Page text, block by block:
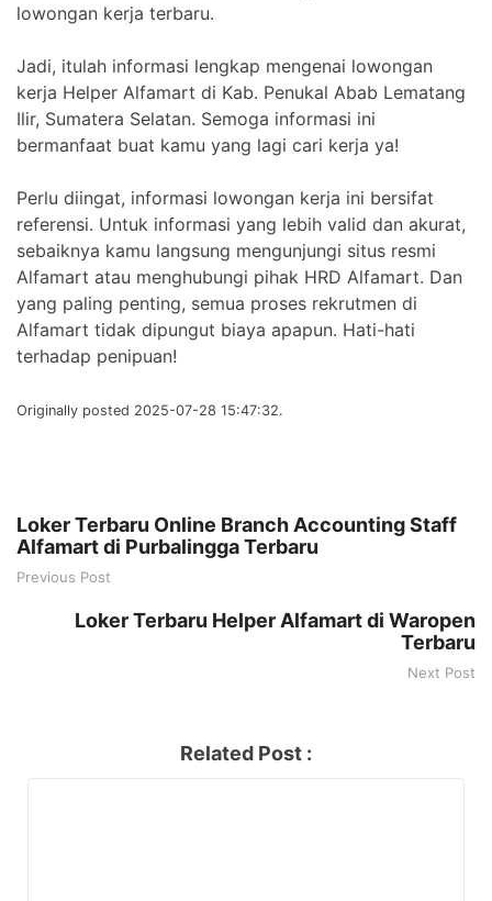
lowongan kerja terbaru.
Jadi, itulah informasi lengkap mengenai lowongan
kerja Helper Alfamart di Kab. Penukal Abab Lematang
Ilir, Sumatera Selatan. Semoga informasi ini
bermanfaat buat kamu yang lagi cari kerja ya!
Perlu diingat, informasi lowongan kerja ini bersifat
referensi. Untuk informasi yang lebih valid dan akurat,
sebaiknya kamu langsung mengunjungi situs resmi
Alfamart atau menghubungi pihak HRD Alfamart. Dan
yang paling penting, semua proses rekrutmen di
Alfamart tidak dipungut biaya apapun. Hati-hati
terhadap penipuan!
Originally posted 2025-07-28 15:47:32.
Loker Terbaru Online Branch Accounting Staff
Alfamart di Purbalingga Terbaru
Previous Post
Loker Terbaru Helper Alfamart di Waropen
Terbaru
Next Post
Related Post :